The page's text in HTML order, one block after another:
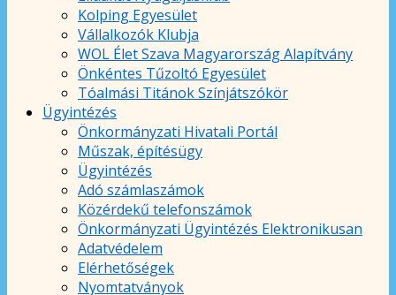
Kolping Egyesület
Vállalkozók Klubja
WOL Élet Szava Magyarország Alapítvány
Önkéntes Tűzoltó Egyesület
Tóalmási Titánok Színjátszókör
Ügyintézés
Önkormányzati Hivatali Portál
Műszak, építésügy
Ügyintézés
Adó számlaszámok
Közérdekű telefonszámok
Önkormányzati Ügyintézés Elektronikusan
Adatvédelem
Elérhetőségek
Nyomtatványok